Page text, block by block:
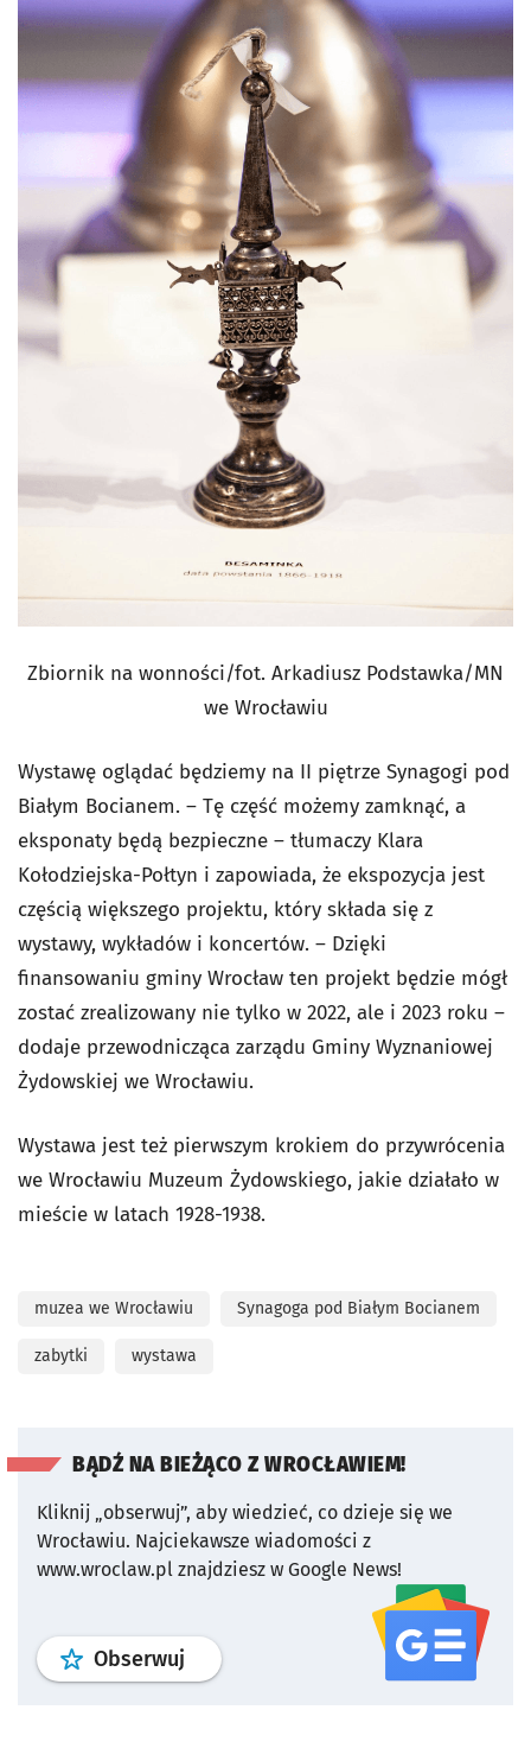
Zbiornik na wonności/fot. Arkadiusz Podstawka/MN
we Wrocławiu
Wystawę oglądać będziemy na II piętrze Synagogi pod
Białym Bocianem. – Tę część możemy zamknąć, a
eksponaty będą bezpieczne – tłumaczy Klara
Kołodziejska-Połtyn i zapowiada, że ekspozycja jest
częścią większego projektu, który składa się z
wystawy, wykładów i koncertów. – Dzięki
finansowaniu gminy Wrocław ten projekt będzie mógł
zostać zrealizowany nie tylko w 2022, ale i 2023 roku –
dodaje przewodnicząca zarządu Gminy Wyznaniowej
Żydowskiej we Wrocławiu.
Wystawa jest też pierwszym krokiem do przywrócenia
we Wrocławiu Muzeum Żydowskiego, jakie działało w
mieście w latach 1928-1938.
muzea we Wrocławiu Synagoga pod Białym Bocianem
zabytki wystawa
BĄDŹ NA BIEŻĄCO Z WROCŁAWIEM!
Kliknij „obserwuj”, aby wiedzieć, co dzieje się we
Wrocławiu. Najciekawsze wiadomości z
www.wroclaw.pl znajdziesz w Google News!
Obserwuj profil serwisu